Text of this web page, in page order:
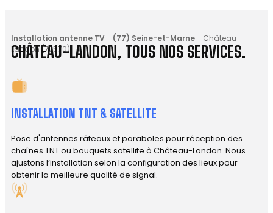
Installation antenne TV- (77) Seine-et-Marne- Château-
Landon (77570)
CHÂTEAU-LANDON, TOUS NOS SERVICES.
INSTALLATION TNT & SATELLITE
Pose d'antennes râteaux et paraboles pour réception des
chaînes TNT ou bouquets satellite à Château-Landon. Nous
ajustons l’installation selon la configuration des lieux pour
obtenir la meilleure qualité de signal.